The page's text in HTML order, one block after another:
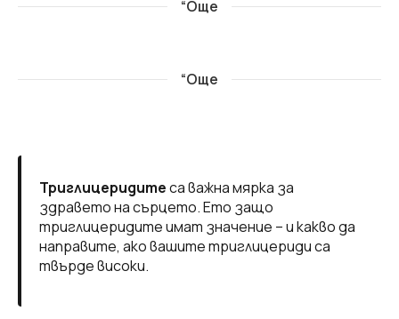
“Още
“Още
Триглицеридитеса важна мярка за
здравето на сърцето. Ето защо
триглицеридите имат значение – и какво да
направите, ако вашите триглицериди са
твърде високи.